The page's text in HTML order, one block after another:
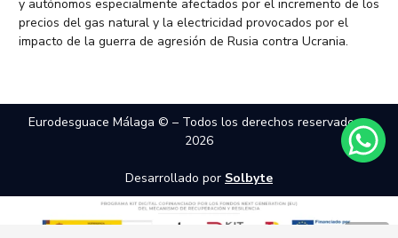
y autónomos especialmente afectados por el incremento de los
precios del gas natural y la electricidad provocados por el
impacto de la guerra de agresión de Rusia contra Ucrania.
Eurodesguace Málaga © – Todos los derechos reservados –
2026
Desarrollado por Solbyte